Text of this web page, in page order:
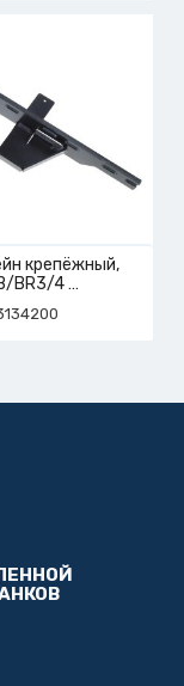
крепёжный,
BR3/4